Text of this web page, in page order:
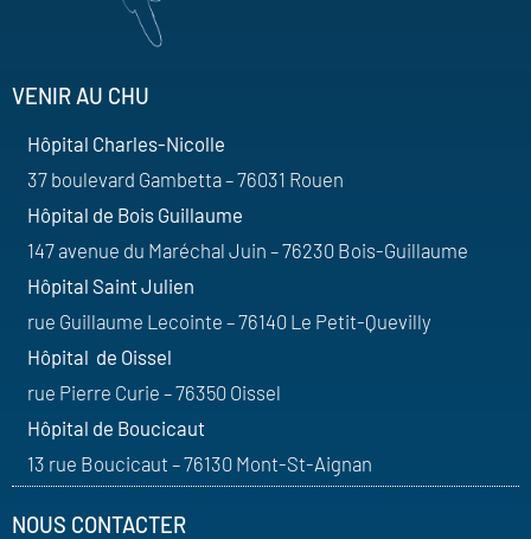
VENIR AU CHU
Hôpital Charles-Nicolle
37 boulevard Gambetta – 76031 Rouen
Hôpital de Bois Guillaume
147 avenue du Maréchal Juin – 76230 Bois-Guillaume
Hôpital Saint Julien
rue Guillaume Lecointe – 76140 Le Petit-Quevilly
Hôpital de Oissel
rue Pierre Curie – 76350 Oissel
Hôpital de Boucicaut
13 rue Boucicaut – 76130 Mont-St-Aignan
NOUS CONTACTER